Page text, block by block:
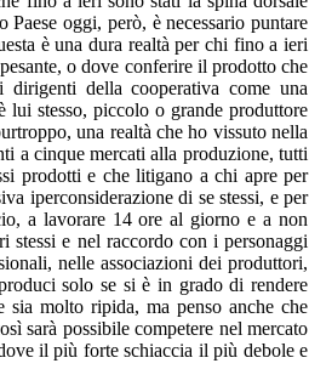
oggi, però, è necessario puntare
è una dura realtà per chi fino a ieri
o dove conferire il prodotto che
della cooperativa come una
lui stesso, piccolo o grande produttore
una realtà che ho vissuto nella
a cinque mercati alla produzione, tutti
prodotti e che litigano a chi apre per
iperconsiderazione di se stessi, e per
a lavorare 14 ore al giorno e a non
stessi e nel raccordo con i personaggi
nelle associazioni dei produttori,
solo se si è in grado di rendere
sia molto ripida, ma penso anche che
sarà possibile competere nel mercato
il più forte schiaccia il più debole e